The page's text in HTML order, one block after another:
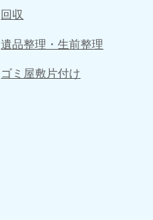
9:00〜19:00 年中無休
回収
遺品整理・生前整理
ゴミ屋敷片付け